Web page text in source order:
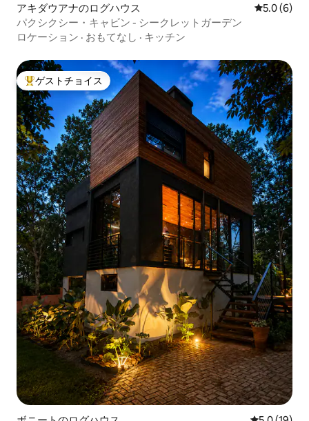
アキダウアナのログハウス レビュー6
5.0 (6)
パクシクシー・キャビン - シークレットガーデン
ロケーション · おもてなし · キッチン
大好評のゲストチョイスです。
ゲストチョイス